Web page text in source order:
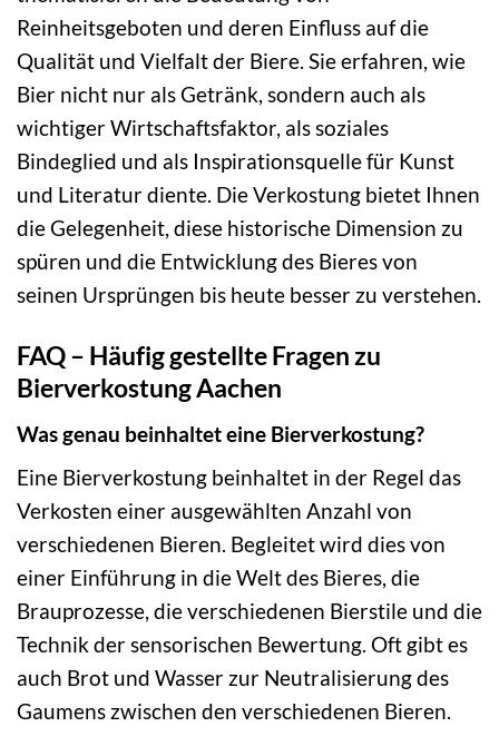
Reinheitsgeboten und deren Einfluss auf die
Qualität und Vielfalt der Biere. Sie erfahren, wie
Bier nicht nur als Getränk, sondern auch als
wichtiger Wirtschaftsfaktor, als soziales
Bindeglied und als Inspirationsquelle für Kunst
und Literatur diente. Die Verkostung bietet Ihnen
die Gelegenheit, diese historische Dimension zu
spüren und die Entwicklung des Bieres von
seinen Ursprüngen bis heute besser zu verstehen.
FAQ – Häufig gestellte Fragen zu
Bierverkostung Aachen
Was genau beinhaltet eine Bierverkostung?
Eine Bierverkostung beinhaltet in der Regel das
Verkosten einer ausgewählten Anzahl von
verschiedenen Bieren. Begleitet wird dies von
einer Einführung in die Welt des Bieres, die
Brauprozesse, die verschiedenen Bierstile und die
Technik der sensorischen Bewertung. Oft gibt es
auch Brot und Wasser zur Neutralisierung des
Gaumens zwischen den verschiedenen Bieren.